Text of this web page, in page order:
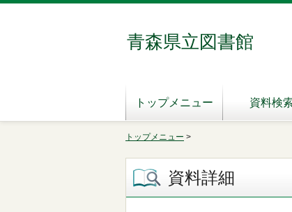
青森県立図書館
トップメニュー 資料検
トップメニュー >
資料詳細